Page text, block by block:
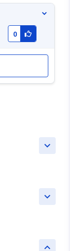
0
keyboard_arrow_down
keyboard_arrow_down
keyboard_arrow_up